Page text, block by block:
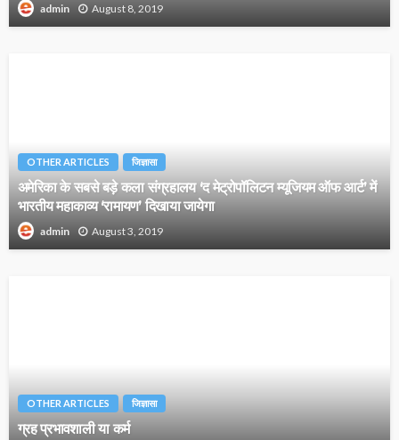
admin August 8, 2019
OTHER ARTICLES जिज्ञासा
अमेरिका के सबसे बड़े कला संग्रहालय ‘द मेट्रोपॉलिटन म्यूजियम ऑफ आर्ट’ में
भारतीय महाकाव्य ‘रामायण’ दिखाया जायेगा
admin August 3, 2019
OTHER ARTICLES जिज्ञासा
ग्रह प्रभावशाली या कर्म